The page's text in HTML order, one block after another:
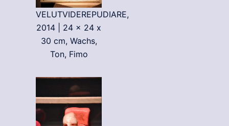
VELUTVIDEREPUDIARE,
2014 | 24 x 24 x
30 cm, Wachs,
Ton, Fimo